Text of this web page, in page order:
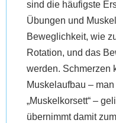
sind die häufigste
Übungen und
Beweglichkeit, wie
Rotation, und das
werden. Schmerzen
Muskelaufbau –
„Muskelkorsett“ –
übernimmt damit